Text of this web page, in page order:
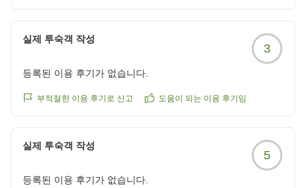
실제 투숙객 작성
3
등록된 이용 후기가 없습니다.
부적절한 이용 후기로 신고 도움이 되는 이용 후기임
실제 투숙객 작성
5
등록된 이용 후기가 없습니다.